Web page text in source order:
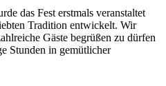
das Fest erstmals veranstaltet
Tradition entwickelt. Wir
Gäste begrüßen zu dürfen
Stunden in gemütlicher